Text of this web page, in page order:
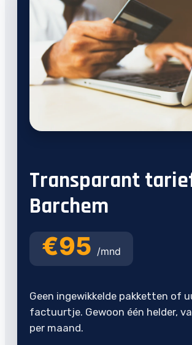
Transparant
Barchem
€95 /mnd
Geen ingewikkelde pakketten of
factuurtje. Gewoon één helder,
per maand.